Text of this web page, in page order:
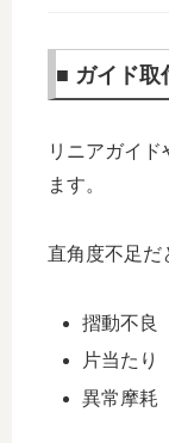
■ ガイド取
リニアガイ
ます。
直角度不足
摺動不良
片当たり
異常摩耗